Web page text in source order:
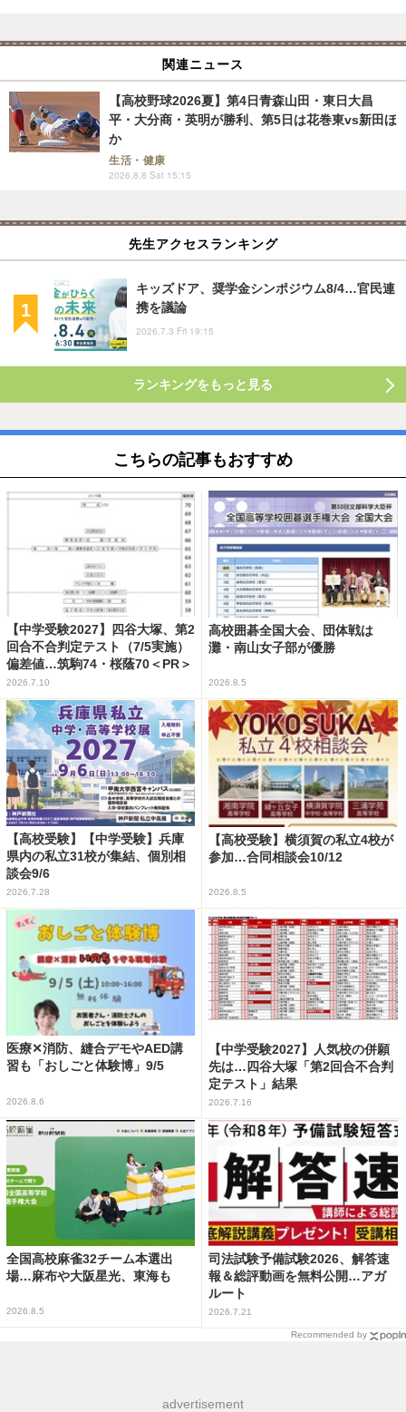
関連ニュース
【高校野球2026夏】第4日青森山田・東日大昌
平・大分商・英明が勝利、第5日は花巻東vs新田ほ
か
生活・健康
2026.8.8 Sat 15:15
先生アクセスランキング
キッズドア、奨学金シンポジウム8/4…官民連
携を議論
2026.7.3 Fri 19:15
ランキングをもっと見る
こちらの記事もおすすめ
【中学受験2027】四谷大塚、第2
回合不合判定テスト（7/5実施）
偏差値…筑駒74・桜蔭70＜PR＞
2026.7.10
高校囲碁全国大会、団体戦は
灘・南山女子部が優勝
2026.8.5
【高校受験】【中学受験】兵庫
県内の私立31校が集結、個別相
談会9/6
2026.7.28
【高校受験】横須賀の私立4校が
参加…合同相談会10/12
2026.8.5
医療✕消防、縫合デモやAED講
習も「おしごと体験博」9/5
2026.8.6
【中学受験2027】人気校の併願
先は…四谷大塚「第2回合不合判
定テスト」結果
2026.7.16
全国高校麻雀32チーム本選出
場…麻布や大阪星光、東海も
2026.8.5
司法試験予備試験2026、解答速
報＆総評動画を無料公開…アガ
ルート
2026.7.21
Recommended by
advertisement